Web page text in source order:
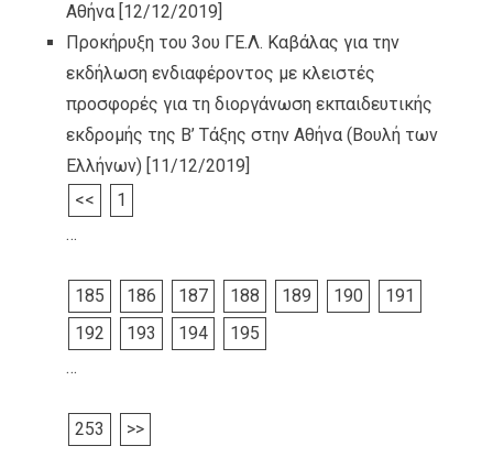
Αθήνα [12/12/2019]
Προκήρυξη του 3ου ΓΕ.Λ. Καβάλας για την
εκδήλωση ενδιαφέροντος με κλειστές
προσφορές για τη διοργάνωση εκπαιδευτικής
εκδρομής της Β’ Τάξης στην Αθήνα (Βουλή των
Ελλήνων) [11/12/2019]
<<
1
…
185 186 187 188 189 190
191
192
193 194
195
…
253 >>